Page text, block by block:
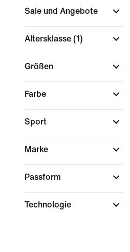
Sale und Angebote
Altersklasse (1)
Größen
Farbe
Sport
Marke
Passform
Technologie